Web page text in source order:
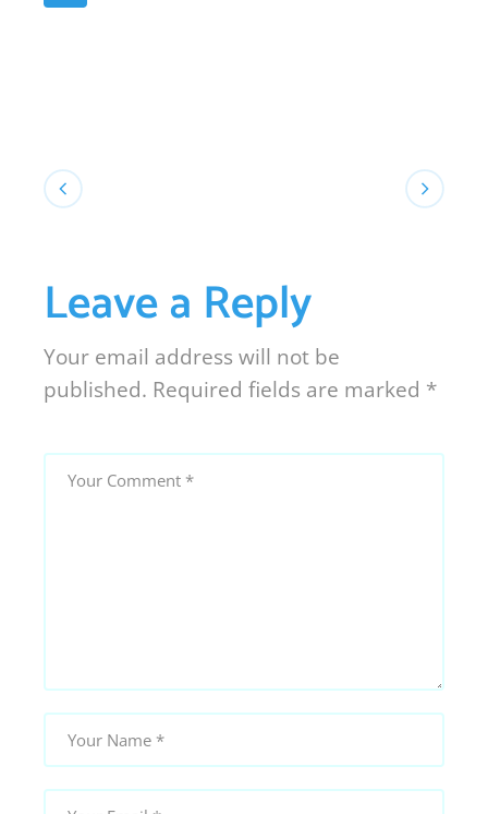
Leave a Reply
Your email address will not be
published. Required fields are marked *